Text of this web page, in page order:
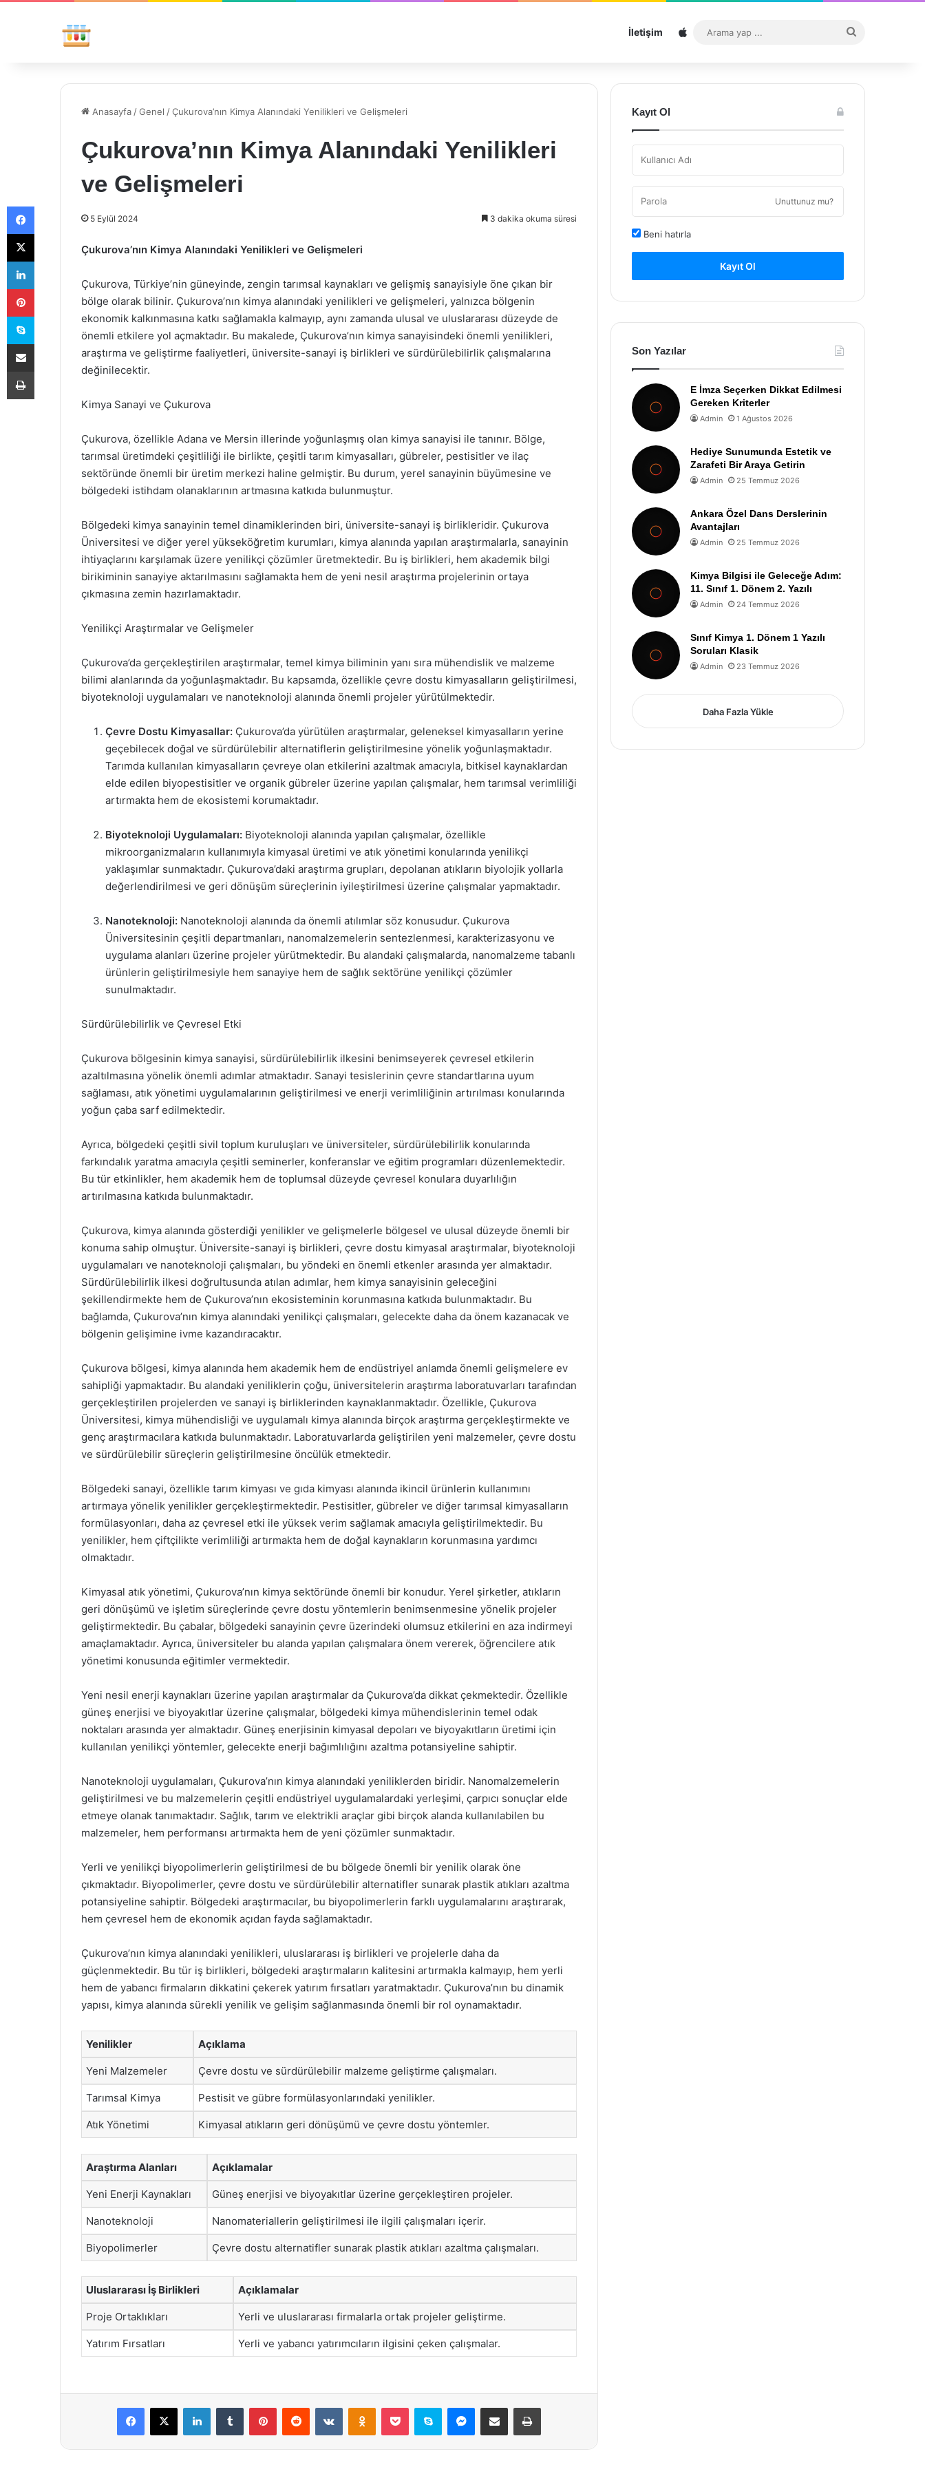
İletişim Sitemap
...
Anasayfa /Genel /Çukurova’nın Kimya Alanındaki Yenilikleri ve Gelişmeleri
Çukurova’nın Kimya Alanındaki Yenilikleri
ve Gelişmeleri
5 Eylül 2024 3 dakika okuma süresi
Çukurova’nın Kimya Alanındaki Yenilikleri ve Gelişmeleri
Çukurova, Türkiye’nin güneyinde, zengin tarımsal kaynakları ve gelişmiş sanayisiyle öne çıkan bir
bölge olarak bilinir. Çukurova’nın kimya alanındaki yenilikleri ve gelişmeleri, yalnızca bölgenin
ekonomik kalkınmasına katkı sağlamakla kalmayıp, aynı zamanda ulusal ve uluslararası düzeyde de
önemli etkilere yol açmaktadır. Bu makalede, Çukurova’nın kimya sanayisindeki önemli yenilikleri,
araştırma ve geliştirme faaliyetleri, üniversite-sanayi iş birlikleri ve sürdürülebilirlik çalışmalarına
değinilecektir.
Kimya Sanayi ve Çukurova
Çukurova, özellikle Adana ve Mersin illerinde yoğunlaşmış olan kimya sanayisi ile tanınır. Bölge,
tarımsal üretimdeki çeşitliliği ile birlikte, çeşitli tarım kimyasalları, gübreler, pestisitler ve ilaç
sektöründe önemli bir üretim merkezi haline gelmiştir. Bu durum, yerel sanayinin büyümesine ve
bölgedeki istihdam olanaklarının artmasına katkıda bulunmuştur.
Bölgedeki kimya sanayinin temel dinamiklerinden biri, üniversite-sanayi iş birlikleridir. Çukurova
Üniversitesi ve diğer yerel yükseköğretim kurumları, kimya alanında yapılan araştırmalarla, sanayinin
ihtiyaçlarını karşılamak üzere yenilikçi çözümler üretmektedir. Bu iş birlikleri, hem akademik bilgi
birikiminin sanayiye aktarılmasını sağlamakta hem de yeni nesil araştırma projelerinin ortaya
çıkmasına zemin hazırlamaktadır.
Yenilikçi Araştırmalar ve Gelişmeler
Çukurova’da gerçekleştirilen araştırmalar, temel kimya biliminin yanı sıra mühendislik ve malzeme
bilimi alanlarında da yoğunlaşmaktadır. Bu kapsamda, özellikle çevre dostu kimyasalların geliştirilmesi,
biyoteknoloji uygulamaları ve nanoteknoloji alanında önemli projeler yürütülmektedir.
Çevre Dostu Kimyasallar: Çukurova’da yürütülen araştırmalar, geleneksel kimyasalların yerine
geçebilecek doğal ve sürdürülebilir alternatiflerin geliştirilmesine yönelik yoğunlaşmaktadır.
Tarımda kullanılan kimyasalların çevreye olan etkilerini azaltmak amacıyla, bitkisel kaynaklardan
elde edilen biyopestisitler ve organik gübreler üzerine yapılan çalışmalar, hem tarımsal verimliliği
artırmakta hem de ekosistemi korumaktadır.
Biyoteknoloji Uygulamaları: Biyoteknoloji alanında yapılan çalışmalar, özellikle
mikroorganizmaların kullanımıyla kimyasal üretimi ve atık yönetimi konularında yenilikçi
yaklaşımlar sunmaktadır. Çukurova’daki araştırma grupları, depolanan atıkların biyolojik yollarla
değerlendirilmesi ve geri dönüşüm süreçlerinin iyileştirilmesi üzerine çalışmalar yapmaktadır.
Nanoteknoloji: Nanoteknoloji alanında da önemli atılımlar söz konusudur. Çukurova
Üniversitesinin çeşitli departmanları, nanomalzemelerin sentezlenmesi, karakterizasyonu ve
uygulama alanları üzerine projeler yürütmektedir. Bu alandaki çalışmalarda, nanomalzeme tabanlı
ürünlerin geliştirilmesiyle hem sanayiye hem de sağlık sektörüne yenilikçi çözümler
sunulmaktadır.
Sürdürülebilirlik ve Çevresel Etki
Çukurova bölgesinin kimya sanayisi, sürdürülebilirlik ilkesini benimseyerek çevresel etkilerin
azaltılmasına yönelik önemli adımlar atmaktadır. Sanayi tesislerinin çevre standartlarına uyum
sağlaması, atık yönetimi uygulamalarının geliştirilmesi ve enerji verimliliğinin artırılması konularında
yoğun çaba sarf edilmektedir.
Ayrıca, bölgedeki çeşitli sivil toplum kuruluşları ve üniversiteler, sürdürülebilirlik konularında
farkındalık yaratma amacıyla çeşitli seminerler, konferanslar ve eğitim programları düzenlemektedir.
Bu tür etkinlikler, hem akademik hem de toplumsal düzeyde çevresel konulara duyarlılığın
artırılmasına katkıda bulunmaktadır.
Çukurova, kimya alanında gösterdiği yenilikler ve gelişmelerle bölgesel ve ulusal düzeyde önemli bir
konuma sahip olmuştur. Üniversite-sanayi iş birlikleri, çevre dostu kimyasal araştırmalar, biyoteknoloji
uygulamaları ve nanoteknoloji çalışmaları, bu yöndeki en önemli etkenler arasında yer almaktadır.
Sürdürülebilirlik ilkesi doğrultusunda atılan adımlar, hem kimya sanayisinin geleceğini
şekillendirmekte hem de Çukurova’nın ekosisteminin korunmasına katkıda bulunmaktadır. Bu
bağlamda, Çukurova’nın kimya alanındaki yenilikçi çalışmaları, gelecekte daha da önem kazanacak ve
bölgenin gelişimine ivme kazandıracaktır.
Çukurova bölgesi, kimya alanında hem akademik hem de endüstriyel anlamda önemli gelişmelere ev
sahipliği yapmaktadır. Bu alandaki yeniliklerin çoğu, üniversitelerin araştırma laboratuvarları tarafından
gerçekleştirilen projelerden ve sanayi iş birliklerinden kaynaklanmaktadır. Özellikle, Çukurova
Üniversitesi, kimya mühendisliği ve uygulamalı kimya alanında birçok araştırma gerçekleştirmekte ve
genç araştırmacılara katkıda bulunmaktadır. Laboratuvarlarda geliştirilen yeni malzemeler, çevre dostu
ve sürdürülebilir süreçlerin geliştirilmesine öncülük etmektedir.
Bölgedeki sanayi, özellikle tarım kimyası ve gıda kimyası alanında ikincil ürünlerin kullanımını
artırmaya yönelik yenilikler gerçekleştirmektedir. Pestisitler, gübreler ve diğer tarımsal kimyasalların
formülasyonları, daha az çevresel etki ile yüksek verim sağlamak amacıyla geliştirilmektedir. Bu
yenilikler, hem çiftçilikte verimliliği artırmakta hem de doğal kaynakların korunmasına yardımcı
olmaktadır.
Kimyasal atık yönetimi, Çukurova’nın kimya sektöründe önemli bir konudur. Yerel şirketler, atıkların
geri dönüşümü ve işletim süreçlerinde çevre dostu yöntemlerin benimsenmesine yönelik projeler
geliştirmektedir. Bu çabalar, bölgedeki sanayinin çevre üzerindeki olumsuz etkilerini en aza indirmeyi
amaçlamaktadır. Ayrıca, üniversiteler bu alanda yapılan çalışmalara önem vererek, öğrencilere atık
yönetimi konusunda eğitimler vermektedir.
Yeni nesil enerji kaynakları üzerine yapılan araştırmalar da Çukurova’da dikkat çekmektedir. Özellikle
güneş enerjisi ve biyoyakıtlar üzerine çalışmalar, bölgedeki kimya mühendislerinin temel odak
noktaları arasında yer almaktadır. Güneş enerjisinin kimyasal depoları ve biyoyakıtların üretimi için
kullanılan yenilikçi yöntemler, gelecekte enerji bağımlılığını azaltma potansiyeline sahiptir.
Nanoteknoloji uygulamaları, Çukurova’nın kimya alanındaki yeniliklerden biridir. Nanomalzemelerin
geliştirilmesi ve bu malzemelerin çeşitli endüstriyel uygulamalardaki yerleşimi, çarpıcı sonuçlar elde
etmeye olanak tanımaktadır. Sağlık, tarım ve elektrikli araçlar gibi birçok alanda kullanılabilen bu
malzemeler, hem performansı artırmakta hem de yeni çözümler sunmaktadır.
Yerli ve yenilikçi biyopolimerlerin geliştirilmesi de bu bölgede önemli bir yenilik olarak öne
çıkmaktadır. Biyopolimerler, çevre dostu ve sürdürülebilir alternatifler sunarak plastik atıkları azaltma
potansiyeline sahiptir. Bölgedeki araştırmacılar, bu biyopolimerlerin farklı uygulamalarını araştırarak,
hem çevresel hem de ekonomik açıdan fayda sağlamaktadır.
Çukurova’nın kimya alanındaki yenilikleri, uluslararası iş birlikleri ve projelerle daha da
güçlenmektedir. Bu tür iş birlikleri, bölgedeki araştırmaların kalitesini artırmakla kalmayıp, hem yerli
hem de yabancı firmaların dikkatini çekerek yatırım fırsatları yaratmaktadır. Çukurova’nın bu dinamik
yapısı, kimya alanında sürekli yenilik ve gelişim sağlanmasında önemli bir rol oynamaktadır.
Yenilikler Açıklama
Yeni Malzemeler Çevre dostu ve sürdürülebilir malzeme geliştirme çalışmaları.
Tarımsal Kimya Pestisit ve gübre formülasyonlarındaki yenilikler.
Atık Yönetimi Kimyasal atıkların geri dönüşümü ve çevre dostu yöntemler.
Araştırma Alanları Açıklamalar
Yeni Enerji Kaynakları Güneş enerjisi ve biyoyakıtlar üzerine gerçekleştiren projeler.
Nanoteknoloji Nanomateriallerin geliştirilmesi ile ilgili çalışmaları içerir.
Biyopolimerler Çevre dostu alternatifler sunarak plastik atıkları azaltma çalışmaları.
Uluslararası İş Birlikleri Açıklamalar
Proje Ortaklıkları Yerli ve uluslararası firmalarla ortak projeler geliştirme.
Yatırım Fırsatları Yerli ve yabancı yatırımcıların ilgisini çeken çalışmalar.
Facebook
X LinkedInTumblr PinterestReddit VKontakteOdnoklassniki
Pocket Skype Messenger
E-Posta ile paylaş Yazdır
Kayıt Ol
Unuttunuz mu?
Beni hatırla
Kayıt Ol
Son Yazılar
E İmza Seçerken Dikkat Edilmesi
Gereken Kriterler
Admin 1 Ağustos 2026
Hediye Sunumunda Estetik ve
Zarafeti Bir Araya Getirin
Admin 25 Temmuz 2026
Ankara Özel Dans Derslerinin
Avantajları
Admin 25 Temmuz 2026
Kimya Bilgisi ile Geleceğe Adım:
11. Sınıf 1. Dönem 2. Yazılı
Admin 24 Temmuz 2026
Sınıf Kimya 1. Dönem 1 Yazılı
Soruları Klasik
Admin 23 Temmuz 2026
Daha Fazla Yükle
Facebook
X
LinkedIn
Pinterest
Skype
E-Posta ile paylaş